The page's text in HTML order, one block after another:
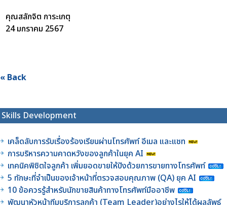
คุณสลักจิต การะเกตุ
24 มกราคม 2567
« Back
Skills Development
เคล็ดลับการรับเรื่องร้องเรียนผ่านโทรศัพท์ อีเมล และแชท
การบริหารความคาดหวังของลูกค้าในยุค AI
เทคนิคพิชิตใจลูกค้า เพิ่มยอดขายให้ปังด้วยการขายทางโทรศัพท์
5 ทักษะที่จำเป็นของเจ้าหน้าที่ตรวจสอบคุณภาพ (QA) ยุค AI
10 ข้อควรรู้สำหรับนักขายสินค้าทางโทรศัพท์มืออาชีพ
พัฒนาหัวหน้าทีมบริการลูกค้า (Team Leader)อย่างไรให้ได้ผลลัพธ์